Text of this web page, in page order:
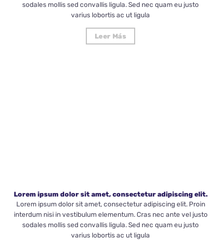
sodales mollis sed convallis ligula. Sed nec quam eu justo
varius lobortis ac ut ligula
Leer Más
Lorem ipsum dolor sit amet, consectetur adipiscing elit.
Lorem ipsum dolor sit amet, consectetur adipiscing elit. Proin
interdum nisi in vestibulum elementum. Cras nec ante vel justo
sodales mollis sed convallis ligula. Sed nec quam eu justo
varius lobortis ac ut ligula